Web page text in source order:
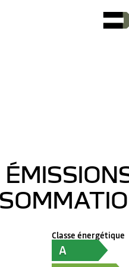
Classe énergétique
A